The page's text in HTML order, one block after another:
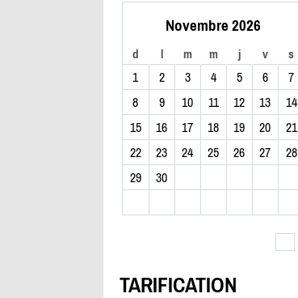
Novembre 2026
d l m m j v s
1 2 3 4 5 6
7
8
9 10 11 12 13
14
15
16 17 18 19 20
21
22
23 24 25 26 27
28
29
30
TARIFICATION